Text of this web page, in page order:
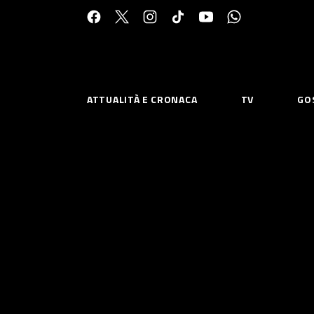
ATTUALITÀ E CRONACA TV